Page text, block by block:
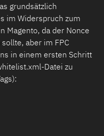
grundsätzlich
im Widerspruch zum
Magento, da der Nonce
aber im FPC
in einem ersten Schritt
Datei zu